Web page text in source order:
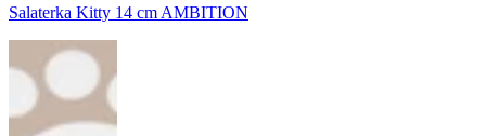
Salaterka Kitty 14 cm AMBITION